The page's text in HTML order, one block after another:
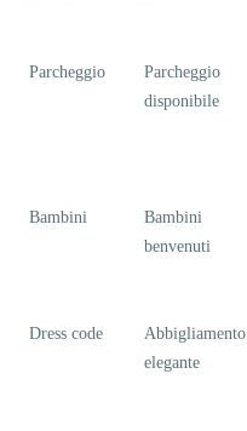
Parcheggio
Parcheggio
disponibile
Bambini
Bambini
benvenuti
Dress code
Abbigliamento
elegante